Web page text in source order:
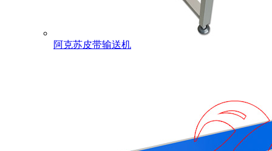
阿克苏皮带输送机